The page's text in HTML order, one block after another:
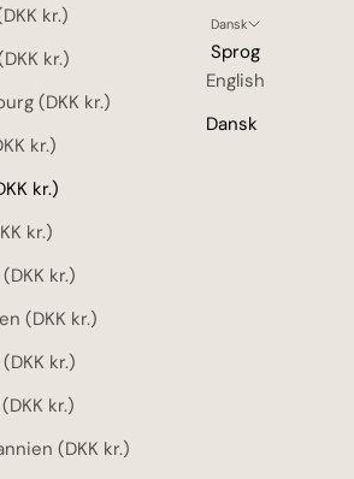
Letland (DKK kr.)
Litauen (DKK kr.)
Luxembourg (DKK kr.)
Norge (DKK kr.)
Østrig (DKK kr.)
Polen (DKK kr.)
Portugal (DKK kr.)
Rumænien (DKK kr.)
Schweiz (DKK kr.)
Spanien (DKK kr.)
Storbritannien (DKK kr.)
Dansk
Sprog
English
Dansk